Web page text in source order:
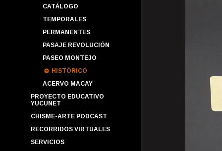
CATÁLOGO
TEMPORALES
PERMANENTES
PASAJE REVOLUCIÓN
PASEO MONTEJO
HISTÓRICO
ACERVO MACAY
PROYECTO EDUCATIVO
YUCUNET
CHISME-ARTE PODCAST
RECORRIDOS VIRTUALES
SERVICIOS